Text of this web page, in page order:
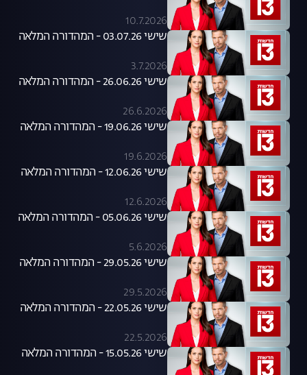
10.7.2026
שישי 03.07.26 - המהדורה המלאה
3.7.2026
שישי 26.06.26 - המהדורה המלאה
26.6.2026
שישי 19.06.26 - המהדורה המלאה
19.6.2026
שישי 12.06.26 - המהדורה המלאה
12.6.2026
שישי 05.06.26 - המהדורה המלאה
5.6.2026
שישי 29.05.26 - המהדורה המלאה
29.5.2026
שישי 22.05.26 - המהדורה המלאה
22.5.2026
שישי 15.05.26 - המהדורה המלאה